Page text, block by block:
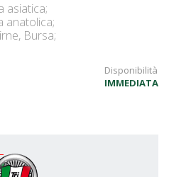
asiatica;
anatolica;
Bursa;
Disponibilità
IMMEDIATA